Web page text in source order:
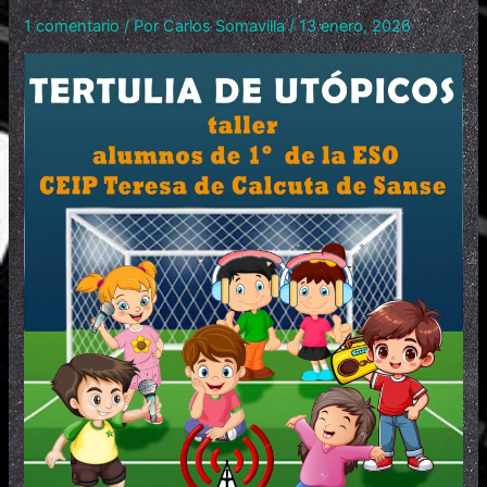
1 comentario / PorCarlos Somavilla/13 enero, 2026